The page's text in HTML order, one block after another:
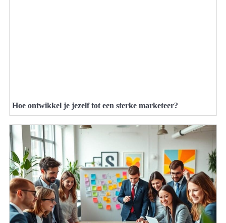
Hoe ontwikkel je jezelf tot een sterke marketeer?